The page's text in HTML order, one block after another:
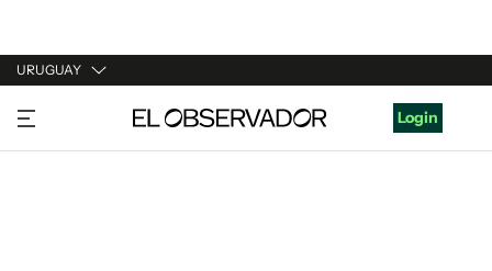
URUGUAY
URUGUAY
ARGENTINA
Login